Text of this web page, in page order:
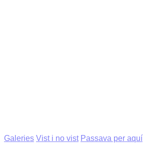
Galeries Vist i no vist Passava per aquí